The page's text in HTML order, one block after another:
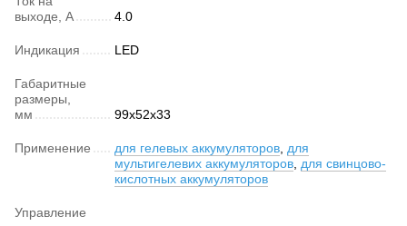
выходе, А
4.0
Индикация LED
Габаритные
размеры,
мм
99x52x33
Применение для гелевых аккумуляторов для
мультигелевих аккумуляторов для свинцово-
кислотных аккумуляторов
Управление